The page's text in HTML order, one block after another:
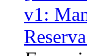
v1: